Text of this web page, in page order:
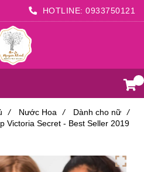
HOTLINE: 0933750121
/ Nước Hoa / Dành cho nữ
/
Victoria Secret - Best Seller 2019